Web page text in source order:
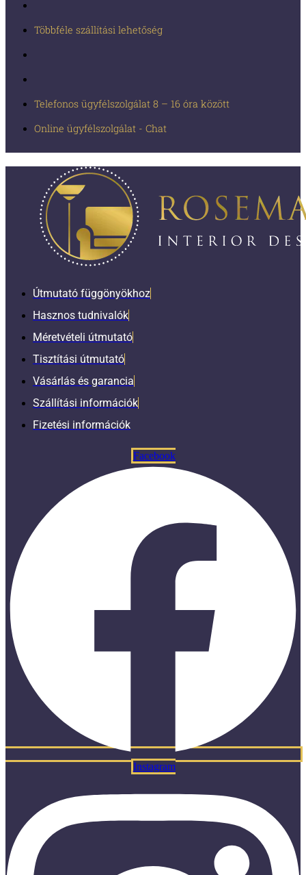
Többféle szállítási lehetőség
Telefonos ügyfélszolgálat 8 – 16 óra között
Online ügyfélszolgálat - Chat
Útmutató függönyökhoz
Hasznos tudnivalók
Méretvételi útmutató
Tisztítási útmutató
Vásárlás és garancia
Szállítási információk
Fizetési információk
Facebook
Instagram